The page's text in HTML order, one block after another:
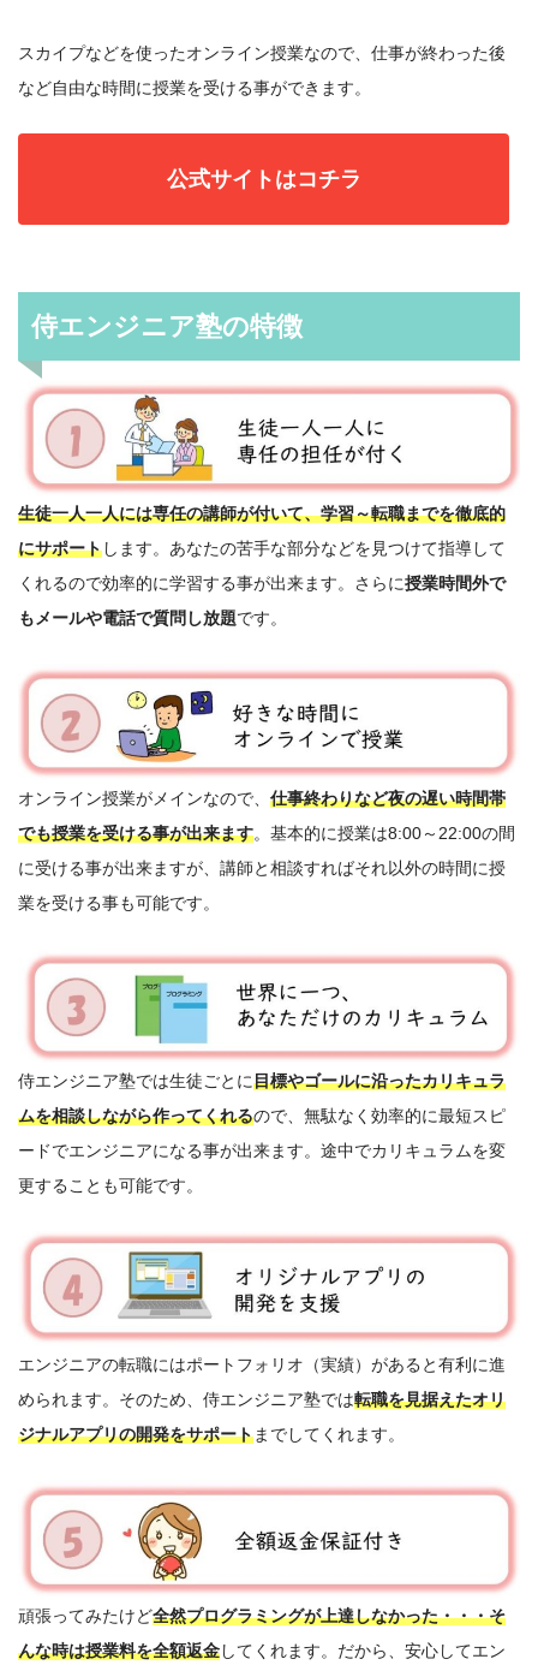
スカイプなどを使ったオンライン授業なので、仕事が終わった後
など自由な時間に授業を受ける事ができます。
公式サイトはコチラ
侍エンジニア塾の特徴
生徒一人一人には専任の講師が付いて、学習～転職までを徹底的
にサポートします。あなたの苦手な部分などを見つけて指導して
くれるので効率的に学習する事が出来ます。さらに授業時間外で
もメールや電話で質問し放題です。
オンライン授業がメインなので、 仕事終わりなど夜の遅い時間帯
でも授業を受ける事が出来ます。基本的に授業は8:00～22:00の間
に受ける事が出来ますが、講師と相談すればそれ以外の時間に授
業を受ける事も可能です。
侍エンジニア塾では生徒ごとに目標やゴールに沿ったカリキュラ
ムを相談しながら作ってくれるので、無駄なく効率的に最短スピ
ードでエンジニアになる事が出来ます。途中でカリキュラムを変
更することも可能です。
エンジニアの転職にはポートフォリオ（実績）があると有利に進
められます。そのため、侍エンジニア塾では転職を見据えたオリ
ジナルアプリの開発をサポートまでしてくれます。
頑張ってみたけど全然プログラミングが上達しなかった・・・そ
んな時は授業料を全額返金してくれます。だから、安心してエン